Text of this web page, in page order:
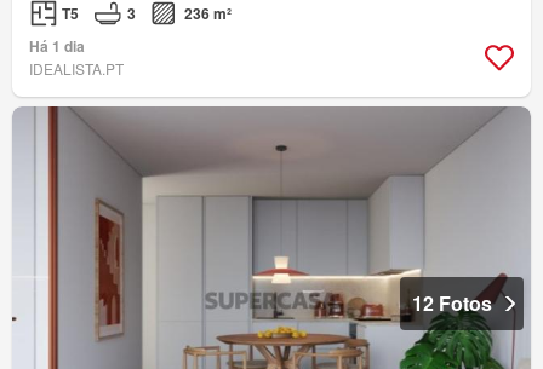
T5 3
236 m²
Há 1 dia
IDEALISTA.PT
12 Fotos